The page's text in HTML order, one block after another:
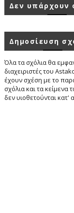
Δεν υπάρχουν
Δημοσίευση
Όλα τα σχόλια θα
διαχειριστές του
έχουν σχέση με το
σχόλια και τα
δεν υιοθετούνται